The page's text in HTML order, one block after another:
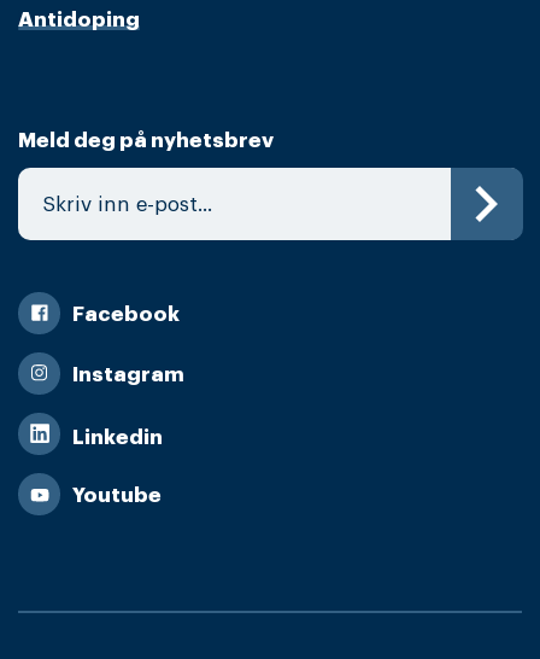
Antidoping
Meld deg på nyhetsbrev
Facebook
Instagram
Linkedin
Youtube